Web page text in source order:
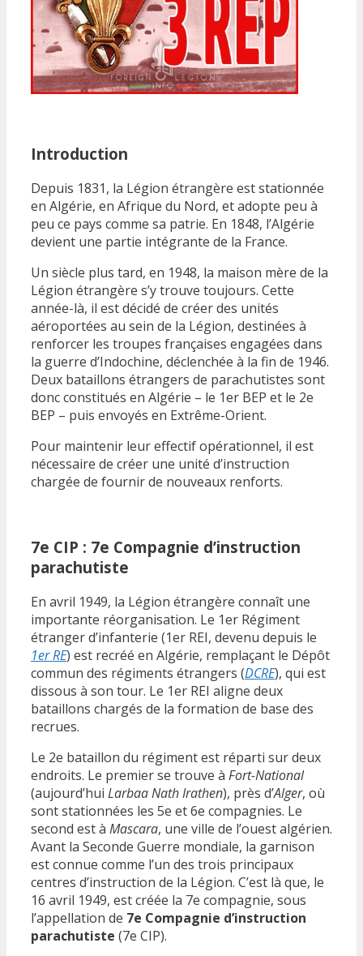
Introduction
Depuis 1831, la Légion étrangère est stationnée
en Algérie, en Afrique du Nord, et adopte peu à
peu ce pays comme sa patrie. En 1848, l’Algérie
devient une partie intégrante de la France.
Un siècle plus tard, en 1948, la maison mère de la
Légion étrangère s’y trouve toujours. Cette
année-là, il est décidé de créer des unités
aéroportées au sein de la Légion, destinées à
renforcer les troupes françaises engagées dans
la guerre d’Indochine, déclenchée à la fin de 1946.
Deux bataillons étrangers de parachutistes sont
donc constitués en Algérie – le 1er BEP et le 2e
BEP – puis envoyés en Extrême-Orient.
Pour maintenir leur effectif opérationnel, il est
nécessaire de créer une unité d’instruction
chargée de fournir de nouveaux renforts.
7e CIP : 7e Compagnie d’instruction
parachutiste
En avril 1949, la Légion étrangère connaît une
importante réorganisation. Le 1er Régiment
étranger d’infanterie (1er REI, devenu depuis le
1er RE) est recréé en Algérie, remplaçant le Dépôt
commun des régiments étrangers (DCRE), qui est
dissous à son tour. Le 1er REI aligne deux
bataillons chargés de la formation de base des
recrues.
Le 2e bataillon du régiment est réparti sur deux
endroits. Le premier se trouve à Fort-National
(aujourd’hui Larbaa Nath Irathen), près d’Alger, où
sont stationnées les 5e et 6e compagnies. Le
second est à Mascara, une ville de l’ouest algérien.
Avant la Seconde Guerre mondiale, la garnison
est connue comme l’un des trois principaux
centres d’instruction de la Légion. C’est là que, le
16 avril 1949, est créée la 7e compagnie, sous
l’appellation de 7e Compagnie d’instruction
parachutiste (7e CIP).